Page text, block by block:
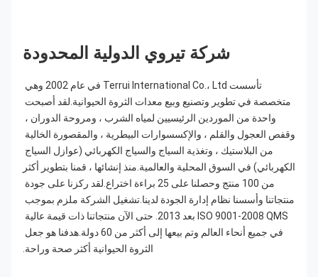
شركة تيروي الدولية المحدودة
الثروة الحيوانية أكثر صحة وراحة.